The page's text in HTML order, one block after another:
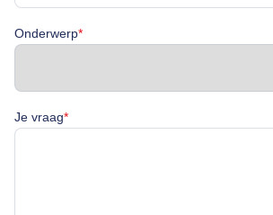
Onderwerp*Onderwerp is verplicht
Je vraag*Je vraag is verplicht